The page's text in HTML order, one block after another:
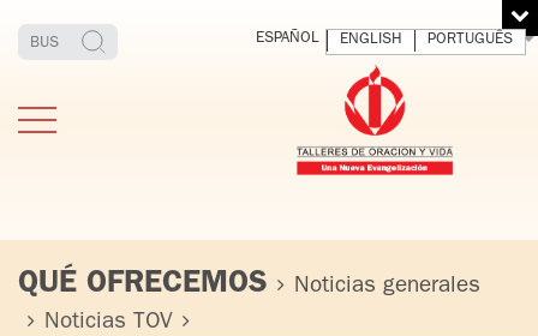
ESPAÑOL ENGLISH PORTUGUÊS
QUÉ OFRECEMOS
Noticias generales
Noticias TOV